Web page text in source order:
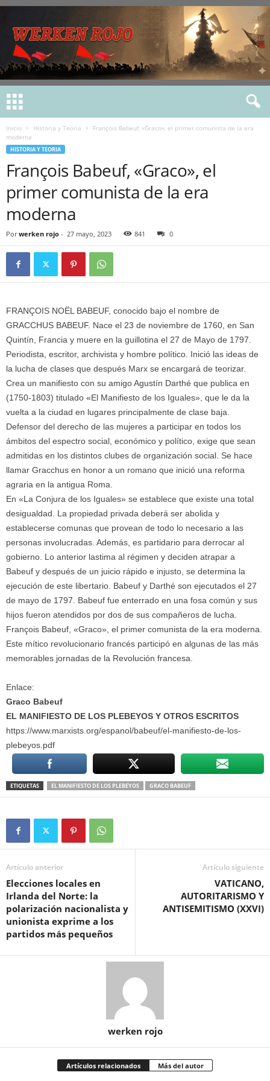
Inicio Historia y Teoria
François Babeuf, «Graco», el primer comunista de la era
moderna
HISTORIA Y TEORIA
François Babeuf, «Graco», el
primer comunista de la era
moderna
Por werken rojo - 27 mayo, 2023 841 0
FRANÇOIS NOËL BABEUF, conocido bajo el nombre de
GRACCHUS BABEUF. Nace el 23 de noviembre de 1760, en San
Quintín, Francia y muere en la guillotina el 27 de Mayo de 1797.
Periodista, escritor, archivista y hombre político. Inició las ideas de
la lucha de clases que después Marx se encargará de teorizar.
Crea un manifiesto con su amigo Agustín Darthé que publica en
(1750-1803) titulado «El Manifiesto de los Iguales», que le da la
vuelta a la ciudad en lugares principalmente de clase baja.
Defensor del derecho de las mujeres a participar en todos los
ámbitos del espectro social, económico y político, exige que sean
admitidas en los distintos clubes de organización social. Se hace
llamar Gracchus en honor a un romano que inició una reforma
agraria en la antigua Roma.
En «La Conjura de los Iguales» se establece que existe una total
desigualdad. La propiedad privada deberá ser abolida y
establecerse comunas que provean de todo lo necesario a las
personas involucradas. Además, es partidario para derrocar al
gobierno. Lo anterior lastima al régimen y deciden atrapar a
Babeuf y después de un juicio rápido e injusto, se determina la
ejecución de este libertario. Babeuf y Darthé son ejecutados el 27
de mayo de 1797. Babeuf fue enterrado en una fosa común y sus
hijos fueron atendidos por dos de sus compañeros de lucha.
François Babeuf, «Graco», el primer comunista de la era moderna.
Este mítico revolucionario francés participó en algunas de las más
memorables jornadas de la Revolución francesa.
Enlace:
Graco Babeuf
EL MANIFIESTO DE LOS PLEBEYOS Y OTROS ESCRITOS
https://www.marxists.org/espanol/babeuf/el-manifiesto-de-los-
plebeyos.pdf
ETIQUETAS EL MANIFIESTO DE LOS PLEBEYOS GRACO BABEUF
Artículo anterior
Elecciones locales en
Irlanda del Norte: la
polarización nacionalista y
unionista exprime a los
partidos más pequeños
Artículo siguiente
VATICANO,
AUTORITARISMO Y
ANTISEMITISMO (XXVI)
werken rojo
Artículos relacionados Más del autor